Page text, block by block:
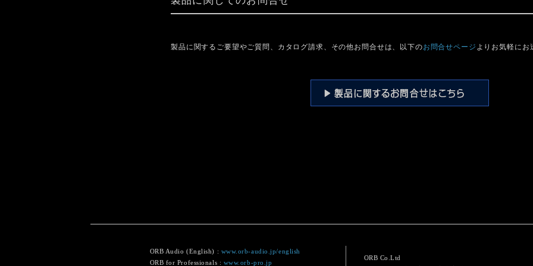
製品に関するご要望やご質問、カタログ請求、その他お問合せは、以下のお問合せページ よりお気軽にお
ORB Audio (English) : www.orb-audio.jp/english
ORB for Professionals : www.orb-pro.jp
ORB Co.Ltd